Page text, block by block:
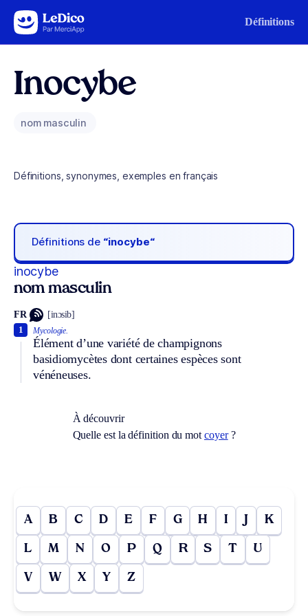
Aller au contenu Définitions
Inocybe
nom masculin
Définitions, synonymes, exemples en français
Définitions de “inocybe“
inocybe
nom masculin
FR [inɔsib]
Mycologie.
Élément d’une variété de champignons
basidiomycètes dont certaines espèces sont
vénéneuses.
1
À découvrir
Quelle est la définition du mot coyer?
A B C D E F G H I J K
L M N O P Q R S T U
V W X Y Z